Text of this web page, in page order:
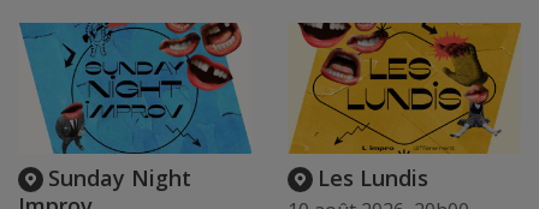
Sunday Night
Les Lundis